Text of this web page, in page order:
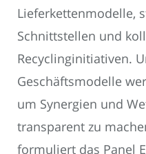
Lieferkettenmodelle,
Schnittstellen und
Recyclinginitiativen.
Geschäftsmodelle
um Synergien und
transparent zu
formuliert das Panel